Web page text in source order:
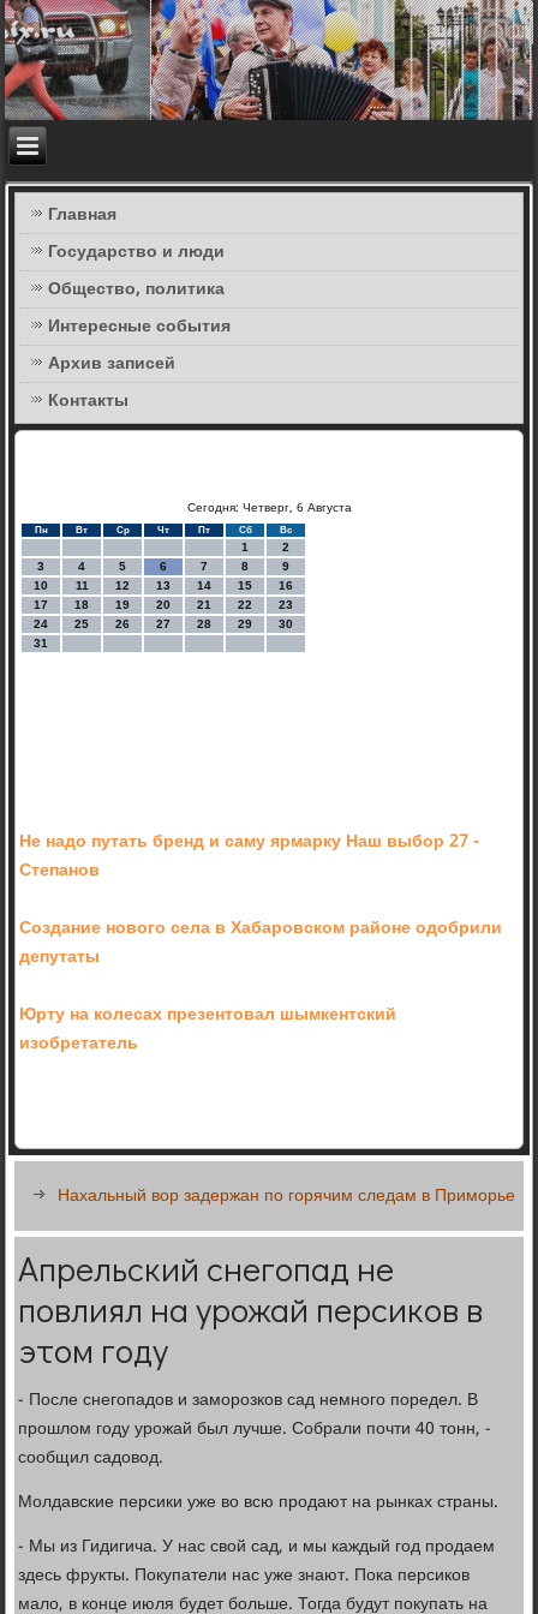
Главная
Государство и люди
Общество, политика
Интересные события
Архив записей
Контакты
Сегодня: Четверг, 6 Августа
Пн Вт Ср Чт Пт Сб Вс
1
2
3
4 5 6 7 8
9
10
11 12 13 14 15
16
17
18 19 20 21 22
23
24
25 26 27 28 29
30
31
Не надо путать бренд и саму ярмарку Наш выбор 27 -
Степанов
Создание нового села в Хабаровском районе одобрили
депутаты
Юрту на колесах презентовал шымкентский
изобретатель
Нахальный вор задержан по горячим следам в Приморье
Апрельский снегопад не
повлиял на урожай персиков в
этом году
- После снегопадов и заморозков сад немного поредел. В
прошлом году урожай был лучше. Собрали почти 40 тонн, -
сообщил садовод.
Молдавские персики уже во всю продают на рынках страны.
- Мы из Гидигича. У нас свой сад, и мы каждый год продаем
здесь фрукты. Покупатели нас уже знают. Пока персиков
мало, в конце июля будет больше. Тогда будут покупать на